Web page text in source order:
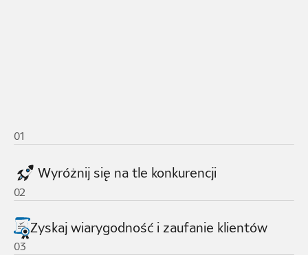
01
Wyróżnij się na tle konkurencji
02
Zyskaj wiarygodność i zaufanie klientów
03